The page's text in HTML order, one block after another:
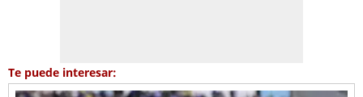
Te puede interesar: